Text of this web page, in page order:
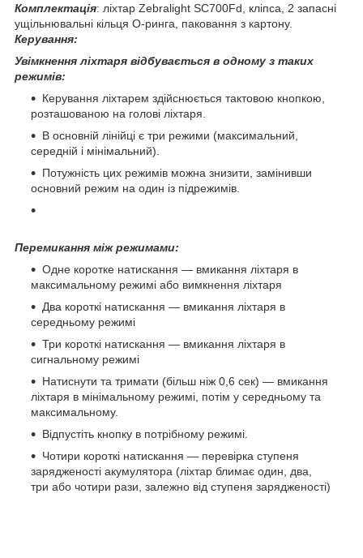
Комплектація: ліхтар Zebralight SC700Fd, кліпса, 2 запасні
ущільнювальні кільця О-ринга, паковання з картону.
Керування:
Увімкнення ліхтаря відбувається в одному з таких
режимів:
Керування ліхтарем здійснюється тактовою кнопкою,
розташованою на голові ліхтаря.
В основній лінійці є три режими (максимальний,
середній і мінімальний).
Потужність цих режимів можна знизити, замінивши
основний режим на один із підрежимів.
Перемикання між режимами:
Одне коротке натискання — вмикання ліхтаря в
максимальному режимі або вимкнення ліхтаря
Два короткі натискання — вмикання ліхтаря в
середньому режимі
Три короткі натискання — вмикання ліхтаря в
сигнальному режимі
Натиснути та тримати (більш ніж 0,6 сек) — вмикання
ліхтаря в мінімальному режимі, потім у середньому та
максимальному.
Відпустіть кнопку в потрібному режимі.
Чотири короткі натискання — перевірка ступеня
зарядженості акумулятора (ліхтар блимає один, два,
три або чотири рази, залежно від ступеня зарядженості)